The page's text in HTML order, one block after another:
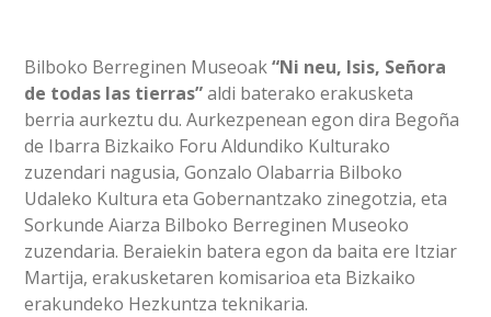
Bilboko Berreginen Museoak“Ni neu, Isis, Señora
de todas las tierras”aldi baterako erakusketa
berria aurkeztu du. Aurkezpenean egon dira Begoña
de Ibarra Bizkaiko Foru Aldundiko Kulturako
zuzendari nagusia, Gonzalo Olabarria Bilboko
Udaleko Kultura eta Gobernantzako zinegotzia, eta
Sorkunde Aiarza Bilboko Berreginen Museoko
zuzendaria. Beraiekin batera egon da baita ere Itziar
Martija, erakusketaren komisarioa eta Bizkaiko
erakundeko Hezkuntza teknikaria.